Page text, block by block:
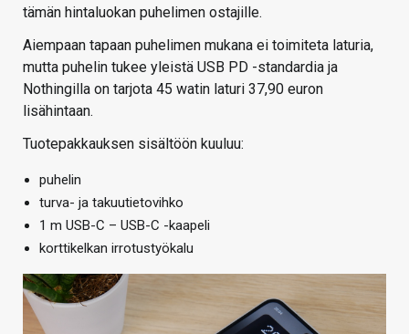
tämän hintaluokan puhelimen ostajille.
Aiempaan tapaan puhelimen mukana ei toimiteta laturia,
mutta puhelin tukee yleistä USB PD -standardia ja
Nothingilla on tarjota 45 watin laturi 37,90 euron
lisähintaan.
Tuotepakkauksen sisältöön kuuluu:
puhelin
turva- ja takuutietovihko
1 m USB-C – USB-C -kaapeli
korttikelkan irrotustyökalu